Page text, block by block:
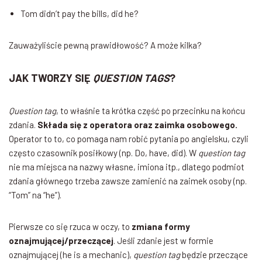
Tom didn’t pay the bills, did he?
Zauważyliście pewną prawidłowość? A może kilka?
JAK TWORZY SIĘ QUESTION TAGS?
Question tag, to właśnie ta krótka część po przecinku na końcu
zdania. Składa się z operatora oraz zaimka osobowego.
Operator to to, co pomaga nam robić pytania po angielsku, czyli
często czasownik posiłkowy (np. Do, have, did). W question tag
nie ma miejsca na nazwy własne, imiona itp., dlatego podmiot
zdania głównego trzeba zawsze zamienić na zaimek osoby (np.
“Tom” na “he”).
Pierwsze co się rzuca w oczy, to zmiana formy
oznajmującej/przeczącej. Jeśli zdanie jest w formie
oznajmującej (he is a mechanic), question tagbędzie przeczące